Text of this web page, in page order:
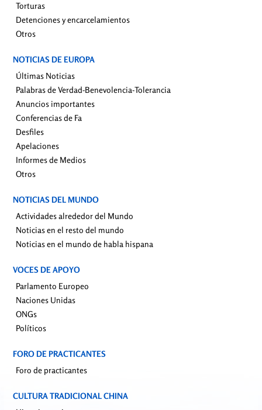
Torturas
Detenciones y encarcelamientos
Otros
NOTICIAS DE EUROPA
Últimas Noticias
Palabras de Verdad-Benevolencia-Tolerancia
Anuncios importantes
Conferencias de Fa
Desfiles
Apelaciones
Informes de Medios
Otros
NOTICIAS DEL MUNDO
Actividades alrededor del Mundo
Noticias en el resto del mundo
Noticias en el mundo de habla hispana
VOCES DE APOYO
Parlamento Europeo
Naciones Unidas
ONGs
Políticos
FORO DE PRACTICANTES
Foro de practicantes
CULTURA TRADICIONAL CHINA